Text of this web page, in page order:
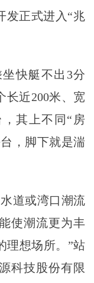
发正式进入“兆
快艇不出3分
长近200米、宽
其上不同“房
，脚下就是湍
道或湾口潮流
使潮流更为丰
理想场所。”站
科技股份有限